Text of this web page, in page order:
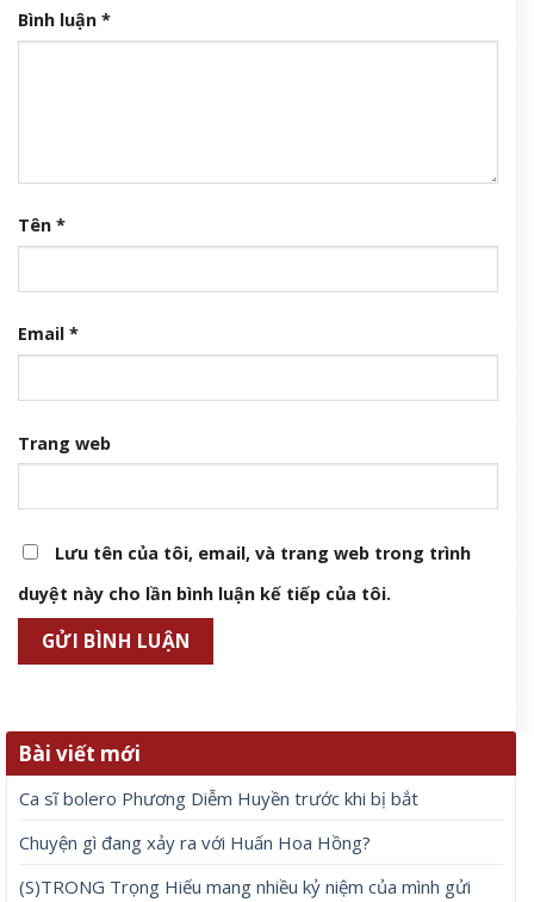
Bình luận *
Tên *
Email *
Trang web
Lưu tên của tôi, email, và trang web trong trình
duyệt này cho lần bình luận kế tiếp của tôi.
Bài viết mới
Ca sĩ bolero Phương Diễm Huyền trước khi bị bắt
Chuyện gì đang xảy ra với Huấn Hoa Hồng?
(S)TRONG Trọng Hiếu mang nhiều kỷ niệm của mình gửi